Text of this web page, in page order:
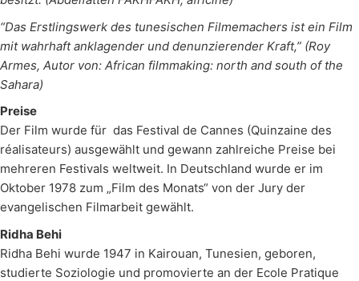
“Das Erstlingswerk des tunesischen Filmemachers ist ein Film
mit wahrhaft anklagender und denunzierender Kraft,” (Roy
Armes, Autor von: African filmmaking: north and south of the
Sahara)
Preise
Der Film wurde für das Festival de Cannes (Quinzaine des
réalisateurs) ausgewählt und gewann zahlreiche Preise bei
mehreren Festivals weltweit. In Deutschland wurde er im
Oktober 1978 zum „Film des Monats“ von der Jury der
evangelischen Filmarbeit gewählt.
Ridha Behi
Ridha Behi wurde 1947 in Kairouan, Tunesien, geboren,
studierte Soziologie und promovierte an der Ecole Pratique